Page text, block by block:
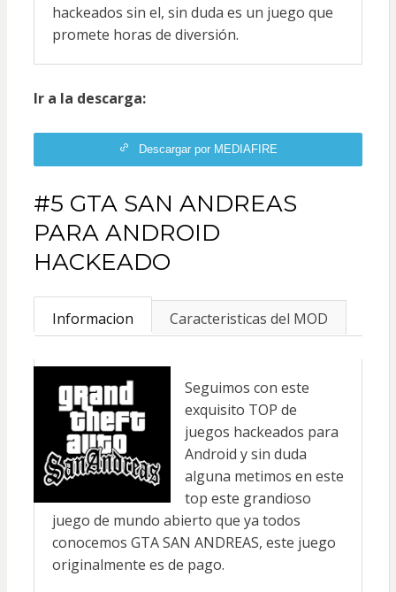
hackeados sin el, sin duda es un juego que
promete horas de diversión.
Ir a la descarga:
Descargar por MEDIAFIRE
#5 GTA SAN ANDREAS
PARA ANDROID
HACKEADO
Informacion Caracteristicas del MOD
Seguimos con este
exquisito TOP de
juegos hackeados para
Android y sin duda
alguna metimos en este
top este grandioso
juego de mundo abierto que ya todos
conocemos GTA SAN ANDREAS, este juego
originalmente es de pago.